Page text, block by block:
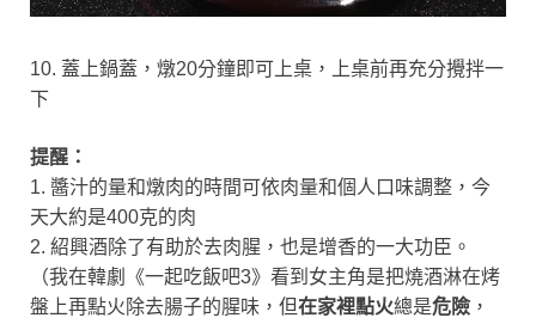
10. 蓋上鍋蓋，燉20分鐘即可上桌，上桌前再充分攪拌一
下
提醒：
1. 醬汁的量和燉肉的時間可依肉量和個人口味調整，今
天大約是400克的肉
2. 紹興酒除了有助於去肉腥，也是增香的一大功臣。
（我在韓劇《一起吃飯吧3》看到女主角是把燒酒淋在烤
盤上再點火除去腸子的腥味，但在家裡點火總是危險 ，